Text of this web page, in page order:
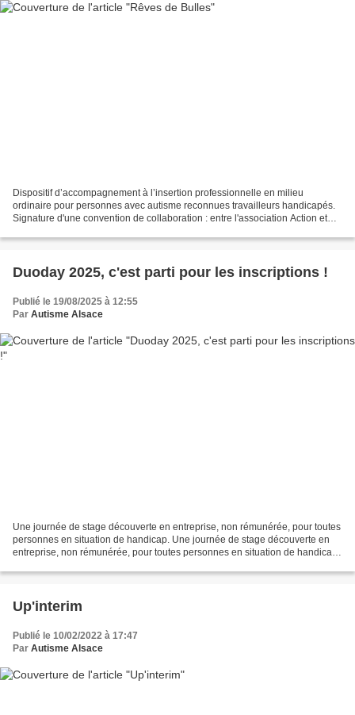
Dispositif d’accompagnement à l’insertion professionnelle en milieu
ordinaire pour personnes avec autisme reconnues travailleurs handicapés.
Signature d'une convention de collaboration : entre l'association Action et
Duoday 2025, c'est parti pour les inscriptions !
Publié le 19/08/2025 à 12:55
Par Autisme Alsace
Une journée de stage découverte en entreprise, non rémunérée, pour toutes
personnes en situation de handicap. Une journée de stage découverte en
entreprise, non rémunérée, pour toutes personnes en situation de handicap.
Up'interim
Publié le 10/02/2022 à 17:47
Par Autisme Alsace